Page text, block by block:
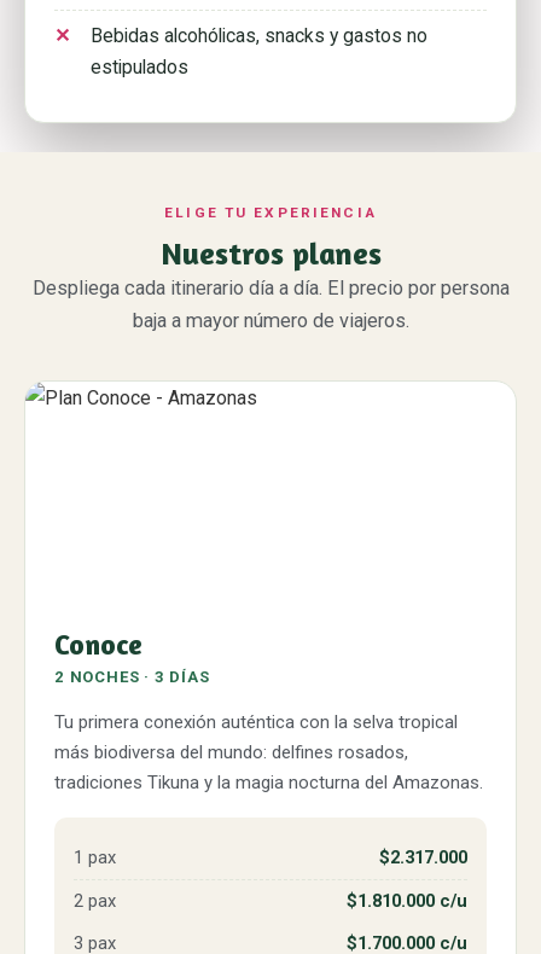
Bebidas alcohólicas, snacks y gastos no
estipulados
ELIGE TU EXPERIENCIA
Nuestros planes
Despliega cada itinerario día a día. El precio por persona
baja a mayor número de viajeros.
Conoce
2 NOCHES · 3 DÍAS
Tu primera conexión auténtica con la selva tropical
más biodiversa del mundo: delfines rosados,
tradiciones Tikuna y la magia nocturna del Amazonas.
1 pax
$2.317.000
2 pax
$1.810.000 c/u
3 pax
$1.700.000 c/u